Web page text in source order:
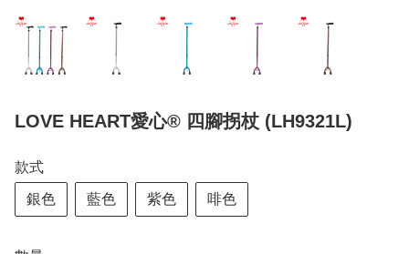
LOVE HEART愛心® 四腳拐杖 (LH9321L)
款式
銀色 藍色 紫色 啡色